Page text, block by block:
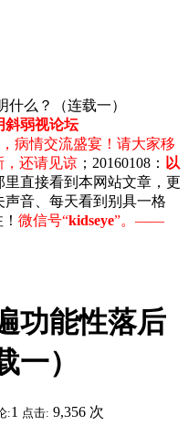
么？（连载一）
斜弱视论坛
病情交流盛宴！请大家移
，还请见谅 ；20160108： 以
里直接看到本网站文章，更
音、每天看到别具一格
微信号“kidseye”。——
功能性落后
）
:1 点击: 9,356 次